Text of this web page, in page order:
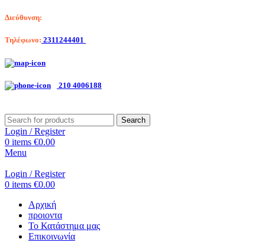
Διεύθυνση:
Τηλέφωνο: 2311244401
210 4006188
Search
Login / Register
0 items €0.00
Menu
Login / Register
0 items €0.00
Αρχική
προιοντα
Το Κατάστημα μας
Επικοινωνία